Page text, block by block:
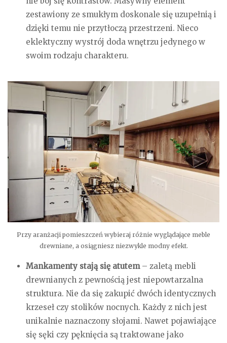
zestawiony ze smukłym doskonale się uzupełnią i
dzięki temu nie przytłoczą przestrzeni. Nieco
eklektyczny wystrój doda wnętrzu jedynego w
swoim rodzaju charakteru.
Przy aranżacji pomieszczeń wybieraj różnie wyglądające meble
drewniane, a osiągniesz niezwykle modny efekt.
Mankamenty stają się atutem– zaletą mebli
drewnianych z pewnością jest niepowtarzalna
struktura. Nie da się zakupić dwóch identycznych
krzeseł czy stolików nocnych. Każdy z nich jest
unikalnie naznaczony słojami. Nawet pojawiające
się sęki czy pęknięcia są traktowane jako